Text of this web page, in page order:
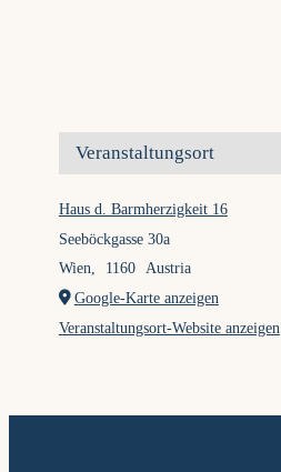
Veranstaltungsort
Haus d. Barmherzigkeit 16
Seeböckgasse 30a
Wien, 1160
Austria
Google-Karte anzeigen
Veranstaltungsort-Website anzeigen